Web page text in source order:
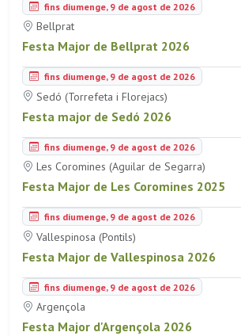
fins diumenge, 9 de agost de 2026
Bellprat
Festa Major de Bellprat 2026
fins diumenge, 9 de agost de 2026
Sedó (Torrefeta i Florejacs)
Festa major de Sedó 2026
fins diumenge, 9 de agost de 2026
Les Coromines (Aguilar de Segarra)
Festa Major de Les Coromines 2025
fins diumenge, 9 de agost de 2026
Vallespinosa (Pontils)
Festa Major de Vallespinosa 2026
fins diumenge, 9 de agost de 2026
Argençola
Festa Major d'Argençola 2026